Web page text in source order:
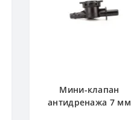
Мини-клапан
антидренажа 7 мм